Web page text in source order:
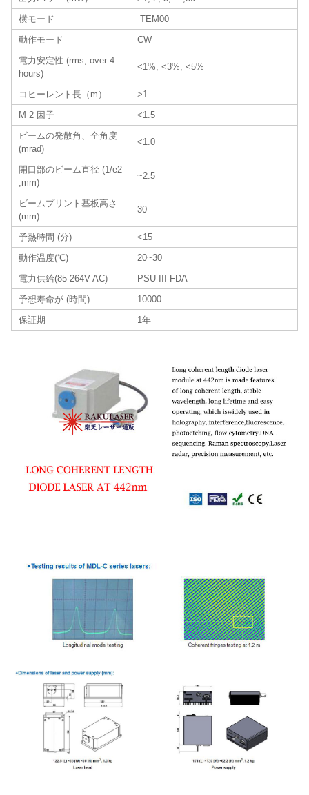
横モード
TEM00
動作モード
CW
電力安定性 (rms, over 4
hours)
<1%, <3%, <5%
コヒーレント長（m）
>1
M 2 因子
<1.5
ビームの発散角、全角度
(mrad)
<1.0
開口部のビーム直径 (1/e2
,mm)
~2.5
ビームプリント基板高さ
(mm)
30
予熱時間 (分)
<15
動作温度(℃)
20~30
電力供給(85-264V AC)
PSU-III-FDA
予想寿命が (時間)
10000
保証期
1年